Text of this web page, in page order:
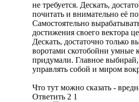
не требуется. Дескать,
почитать и внимательно её
Самостоятельно
достижения своего вектора
Дескать, достаточно только
воротами скотобойни умные
придумали. Главное
управлять собой и миром
Что тут можно сказать -
Ответить 2 1